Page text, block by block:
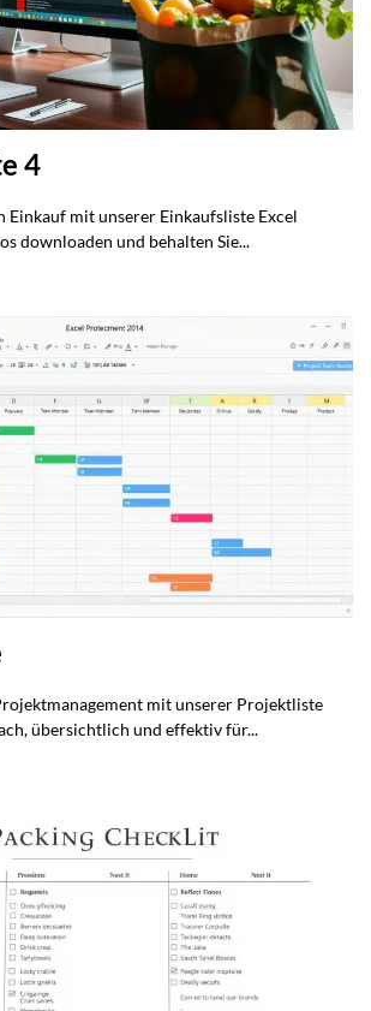
4
Einkauf mit unserer Einkaufsliste Excel
downloaden und behalten Sie...
mit unserer Projektliste
übersichtlich und effektiv für...